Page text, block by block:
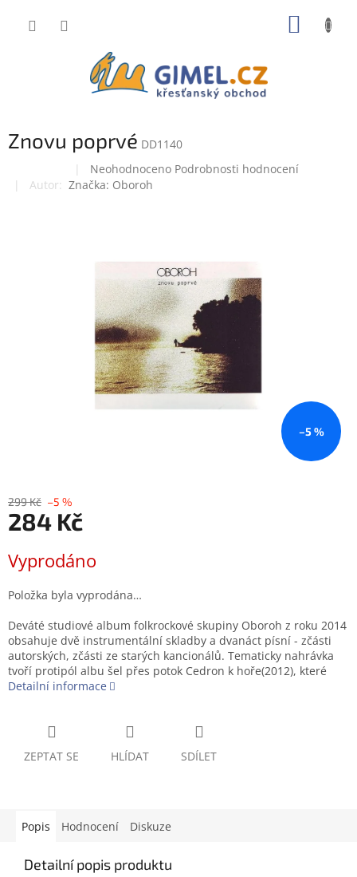
Znovu poprvé DD1140
Průměrné
hodnocení
Neohodnoceno Podrobnosti hodnocení
Značka: Oboroh
–5 %
299 Kč –5 %
284 Kč
cena:
Vyprodáno
Položka byla vyprodána…
Deváté studiové album folkrockové skupiny Oboroh z roku 2014
obsahuje dvě instrumentální skladby a dvanáct písní - zčásti
autorských, zčásti ze starých kancionálů. Tematicky nahrávka
tvoří protipól albu šel přes potok Cedron k hoře(2012), které
Detailní informace
ZEPTAT SE HLÍDAT SDÍLET
Popis Hodnocení Diskuze
Detailní popis produktu